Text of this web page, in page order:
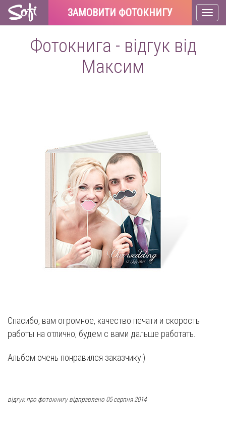
ЗАМОВИТИ ФОТОКНИГУ
Фотокнига - відгук від
Максим
Спасибо, вам огромное, качество печати и скорость
работы на отлично, будем с вами дальше работать.
Альбом очень понравился заказчику!)
відгук про фотокнигу відправлено 05 серпня 2014